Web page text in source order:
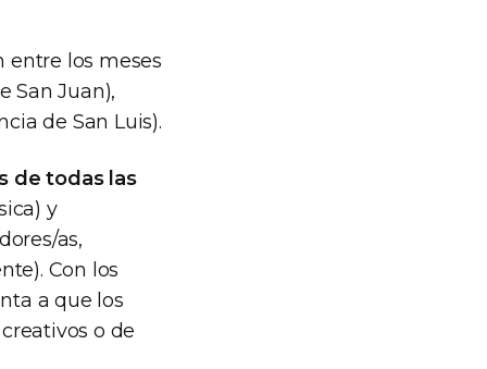
entre los meses
San Juan),
de San Luis).
de todas las
y
as,
Con los
a que los
o de